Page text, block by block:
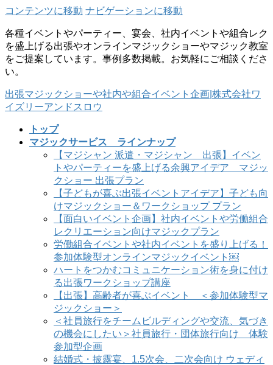
コンテンツに移動 ナビゲーションに移動
各種イベントやパーティー、宴会、社内イベントや組合レク
を盛上げる出張やオンラインマジックショーやマジック教室
をご提案しています。事例多数掲載。お気軽にご相談くださ
い。
出張マジックショーや社内や組合イベント企画|株式会社ワ
イズリーアンドスロウ
トップ
マジックサービス ラインナップ
【マジシャン 派遣・マジシャン 出張】イベン
トやパーティーを盛上げる余興アイデア マジッ
クショー 出張プラン
【子どもが喜ぶ出張イベントアイデア】子ども向
けマジックショー＆ワークショップ プラン
【面白いイベント企画】社内イベントや労働組合
レクリエーション向けマジックプラン
労働組合イベントや社内イベントを盛り上げる！
参加体験型オンラインマジックイベント￼
ハートをつかむコミュニケーション術を身に付け
る出張ワークショップ講座
【出張】高齢者が喜ぶイベント ＜参加体験型マ
ジックショー＞
＜社員旅行をチームビルディングや交流、気づき
の機会にしたい＞社員旅行・団体旅行向け 体験
参加型企画
結婚式・披露宴、1.5次会、二次会向け ウェディ